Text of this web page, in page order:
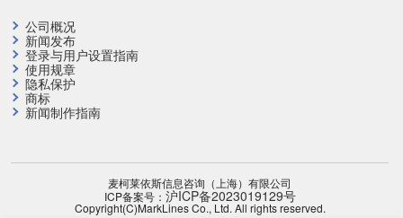
公司概况
新闻发布
登录与用户设置指南
使用规章
隐私保护
商标
新闻制作指南
麦柯莱依斯信息咨询（上海）有限公司
ICP备案号： 沪ICP备2023019129号
Copyright(C)MarkLines Co., Ltd. All rights reserved.